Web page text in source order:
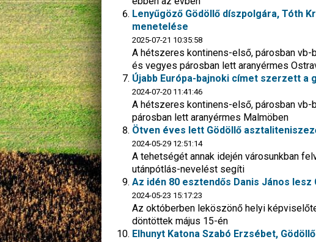
Lenyűgöző Gödöllő díszpolgára, Tóth
menetelése
2025-07-21 10:35:58
A hétszeres kontinens-első, párosban
és vegyes párosban lett aranyérmes
Újabb Európa-bajnoki címet szerzett a
2024-07-20 11:41:46
A hétszeres kontinens-első, párosban
párosban lett aranyérmes Malmöben
Ötven éves lett Gödöllő
2024-05-29 12:51:14
A tehetségét annak idején városunkban
utánpótlás-nevelést segíti
Az idén 80 esztendős Danis János lesz
2024-05-23 15:17:23
Az októberben leköszönő helyi
döntöttek május 15-én
Elhunyt Katona Szabó Erzsébet,